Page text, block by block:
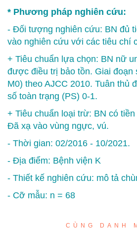
* Phương pháp nghiên cứu:
- Đối tượng nghiên cứu: BN đủ
vào nghiên cứu với các tiêu chí
+ Tiêu chuẩn lựa chọn: BN nữ
được điều trị bảo tồn. Giai đoạn
M0) theo AJCC 2010. Tuân thủ
số toàn trạng (PS) 0-1.
+ Tiêu chuẩn loại trừ: BN có
Đã xạ vào vùng ngực, vú.
- Thời gian: 02/2016 - 10/2021.
- Địa điểm: Bệnh viện K
- Thiết kế nghiên cứu: mô tả
- Cỡ mẫu: n = 68
CÙNG DANH